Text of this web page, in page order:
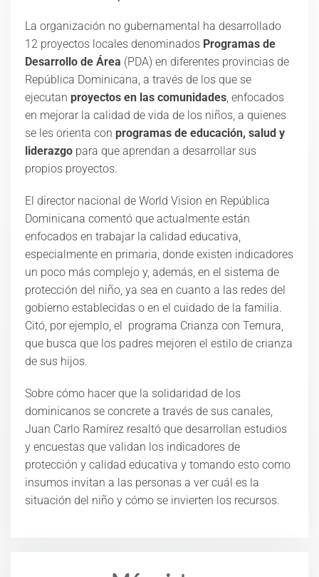
La organización no gubernamental ha desarrollado
12 proyectos locales denominados Programas de
Desarrollo de Área (PDA) en diferentes provincias de
República Dominicana, a través de los que se
ejecutan proyectos en las comunidades, enfocados
en mejorar la calidad de vida de los niños, a quienes
se les orienta con programas de educación, salud y
liderazgo para que aprendan a desarrollar sus
propios proyectos.
El director nacional de World Vision en República
Dominicana comentó que actualmente están
enfocados en trabajar la calidad educativa,
especialmente en primaria, donde existen indicadores
un poco más complejo y, además, en el sistema de
protección del niño, ya sea en cuanto a las redes del
gobierno establecidas o en el cuidado de la familia.
Citó, por ejemplo, el programa Crianza con Ternura,
que busca que los padres mejoren el estilo de crianza
de sus hijos.
Sobre cómo hacer que la solidaridad de los
dominicanos se concrete a través de sus canales,
Juan Carlo Ramírez resaltó que desarrollan estudios
y encuestas que validan los indicadores de
protección y calidad educativa y tomando esto como
insumos invitan a las personas a ver cuál es la
situación del niño y cómo se invierten los recursos.